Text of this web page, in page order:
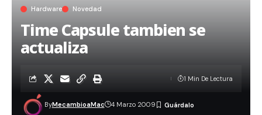
Hardware Novedad
Time Capsule tambien se
actualiza
ByMecambioaMac 4 Marzo 2009
1 Min De Lectura